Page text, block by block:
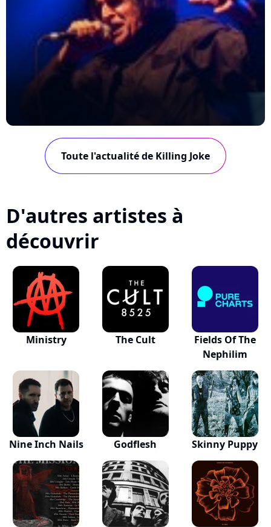
Toute l'actualité de Killing Joke
D'autres artistes à
découvrir
Ministry The Cult
Fields Of The
Nephilim
Nine Inch Nails Godflesh Skinny Puppy